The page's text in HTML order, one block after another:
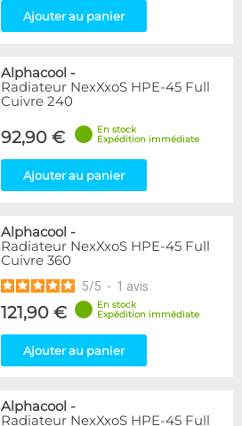
Ajouter au panier
Alphacool -
Radiateur NexXxoS HPE-45 Full
Cuivre 240
92,90 €
En stock
Expédition immédiate
Ajouter au panier
Alphacool -
Radiateur NexXxoS HPE-45 Full
Cuivre 360
5/5 - 1 avis
121,90 €
En stock
Expédition immédiate
Ajouter au panier
Alphacool -
Radiateur NexXxoS HPE-45 Full